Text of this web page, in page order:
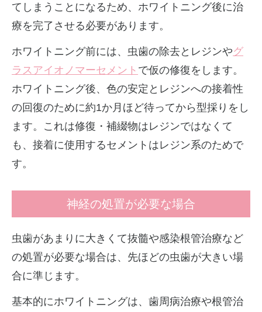
てしまうことになるため、ホワイトニング後に治
療を完了させる必要があります。
ホワイトニング前には、虫歯の除去とレジンやグ
ラスアイオノマーセメント で仮の修復をします。
ホワイトニング後、色の安定とレジンへの接着性
の回復のために約1か月ほど待ってから型採りをし
ます。これは修復・補綴物はレジンではなくて
も、接着に使用するセメントはレジン系のためで
す。
神経の処置が必要な場合
虫歯があまりに大きくて抜髓や感染根管治療など
の処置が必要な場合は、先ほどの虫歯が大きい場
合に準じます。
基本的にホワイトニングは、歯周病治療や根管治